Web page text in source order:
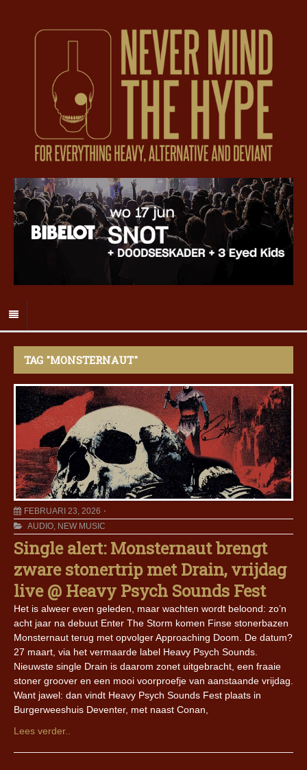
TAG "MONSTERNAUT"
FEBRUARI 23, 2026
AUDIO, NEW MUSIC
Single alert: Monsternaut brengt
zware stonertrip met Drain, vrijdag
live @ Heavy Psych Sounds Fest
Het is alweer even geleden, maar wachten wordt beloond: zo’n
acht jaar na debuut Enter The Storm komen Finse stonerbazen
Monsternaut terug met opvolger Approaching Doom. De datum?
27 maart, via het vermaarde label Heavy Psych Sounds.
Nieuwste single Drain is daarom zonet uitgebracht, een fraaie
stoner groover en een mooi voorproefje van aanstaande vrijdag.
Want jawel: dan vindt Heavy Psych Sounds Fest plaats in
Burgerweeshuis Deventer, met naast Conan,
Lees verder..